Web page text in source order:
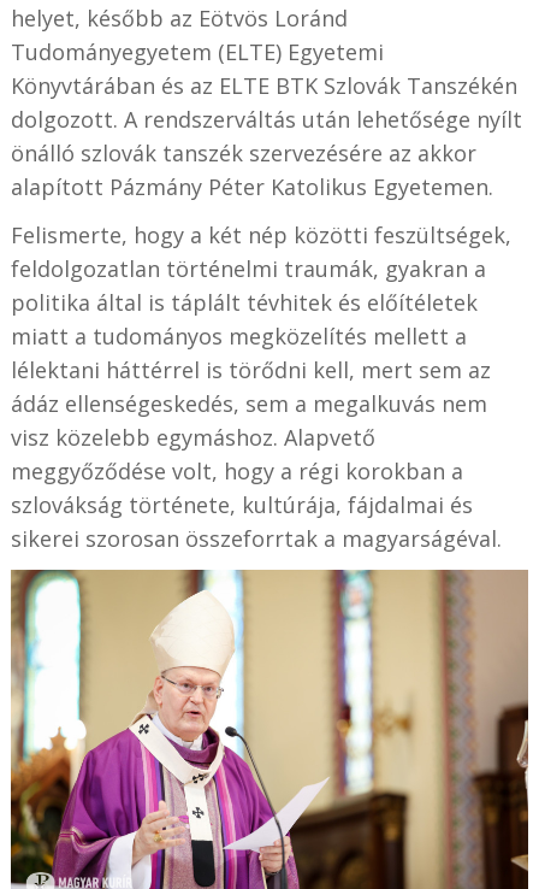
helyet, később az Eötvös Loránd
Tudományegyetem (ELTE) Egyetemi
Könyvtárában és az ELTE BTK Szlovák Tanszékén
dolgozott. A rendszerváltás után lehetősége nyílt
önálló szlovák tanszék szervezésére az akkor
alapított Pázmány Péter Katolikus Egyetemen.
Felismerte, hogy a két nép közötti feszültségek,
feldolgozatlan történelmi traumák, gyakran a
politika által is táplált tévhitek és előítéletek
miatt a tudományos megközelítés mellett a
lélektani háttérrel is törődni kell, mert sem az
ádáz ellenségeskedés, sem a megalkuvás nem
visz közelebb egymáshoz. Alapvető
meggyőződése volt, hogy a régi korokban a
szlovákság története, kultúrája, fájdalmai és
sikerei szorosan összeforrtak a magyarságéval.